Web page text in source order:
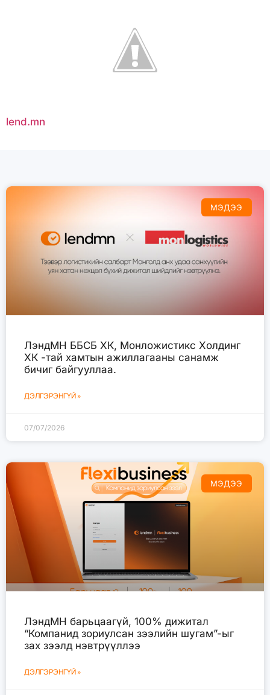
lend.mn
МЭДЭЭ
ЛэндМН ББСБ ХК, Монложистикс Холдинг
ХК -тай хамтын ажиллагааны санамж
бичиг байгууллаа.
ДЭЛГЭРЭНГҮЙ »
07/07/2026
МЭДЭЭ
ЛэндМН барьцаагүй, 100% дижитал
“Компанид зориулсан зээлийн шугам”-ыг
зах зээлд нэвтрүүллээ
ДЭЛГЭРЭНГҮЙ »